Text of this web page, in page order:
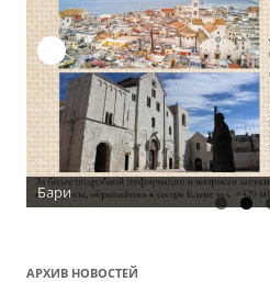
Бари
АРХИВ НОВОСТЕЙ